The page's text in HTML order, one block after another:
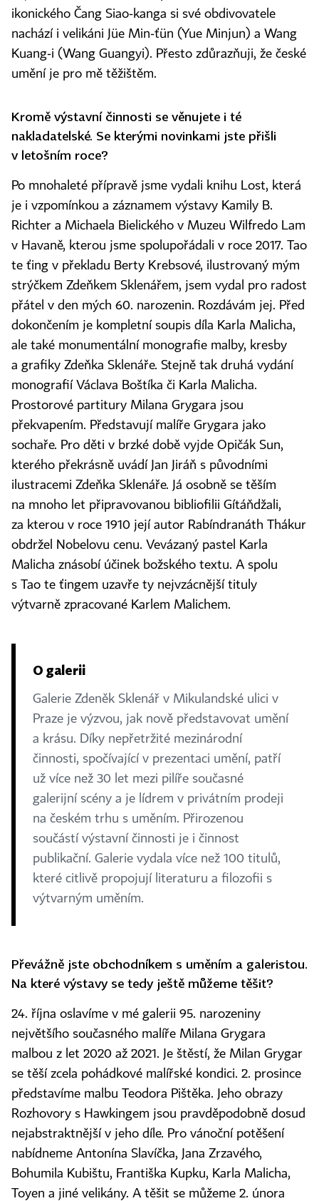
ikonického Čang Siao‑kanga si své obdivovatele
nachází i velikáni Jüe Min‑ťün (Yue Minjun) a Wang
Kuang‑i (Wang Guangyi). Přesto zdůrazňuji, že české
umění je pro mě těžištěm.
Kromě výstavní činnosti se věnujete i té
nakladatelské. Se kterými novinkami jste přišli
v letošním roce?
Po mnohaleté přípravě jsme vydali knihu Lost, která
je i vzpomínkou a záznamem výstavy Kamily B.
Richter a Michaela Bielického v Muzeu Wilfredo Lam
v Havaně, kterou jsme spolupořádali v roce 2017. Tao
te ťing v překladu Berty Krebsové, ilustrovaný mým
strýčkem Zdeňkem Sklenářem, jsem vydal pro radost
přátel v den mých 60. narozenin. Rozdávám jej. Před
dokončením je kompletní soupis díla Karla Malicha,
ale také monumentální monografie malby, kresby
a grafiky Zdeňka Sklenáře. Stejně tak druhá vydání
monografií Václava Boštíka či Karla Malicha.
Prostorové partitury Milana Grygara jsou
překvapením. Představují malíře Grygara jako
sochaře. Pro děti v brzké době vyjde Opičák Sun,
kterého překrásně uvádí Jan Jiráň s původními
ilustracemi Zdeňka Sklenáře. Já osobně se těším
na mnoho let připravovanou bibliofilii Gítáňdžali,
za kterou v roce 1910 její autor Rabíndranáth Thákur
obdržel Nobelovu cenu. Vevázaný pastel Karla
Malicha znásobí účinek božského textu. A spolu
s Tao te ťingem uzavře ty nejvzácnější tituly
výtvarně zpracované Karlem Malichem.
O galerii
Galerie Zdeněk Sklenář v Mikulandské ulici v
Praze je výzvou, jak nově představovat umění
a krásu. Díky nepřetržité mezinárodní
činnosti, spočívající v prezentaci umění, patří
už více než 30 let mezi pilíře současné
galerijní scény a je lídrem v privátním prodeji
na českém trhu s uměním. Přirozenou
součástí výstavní činnosti je i činnost
publikační. Galerie vydala více než 100 titulů,
které citlivě propojují literaturu a filozofii s
výtvarným uměním.
Převážně jste obchodníkem s uměním a galeristou.
Na které výstavy se tedy ještě můžeme těšit?
24. října oslavíme v mé galerii 95. narozeniny
největšího současného malíře Milana Grygara
malbou z let 2020 až 2021. Je štěstí, že Milan Grygar
se těší zcela pohádkové malířské kondici. 2. prosince
představíme malbu Teodora Pištěka. Jeho obrazy
Rozhovory s Hawkingem jsou pravděpodobně dosud
nejabstraktnější v jeho díle. Pro vánoční potěšení
nabídneme Antonína Slavíčka, Jana Zrzavého,
Bohumila Kubištu, Františka Kupku, Karla Malicha,
Toyen a jiné velikány. A těšit se můžeme 2. února